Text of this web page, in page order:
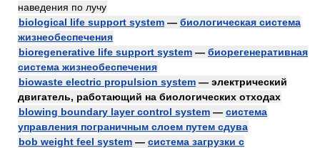
наведения по лучу
biological life support system — биологическая система
жизнеобеспечения
bioregenerative life support system — биорегенеративная
система жизнеобеспечения
biowaste electric propulsion system — электрический
двигатель, работающий на биологических отходах
blowing boundary layer control system — система
управления пограничным слоем путем сдува
bob weight feel system — система загрузки с